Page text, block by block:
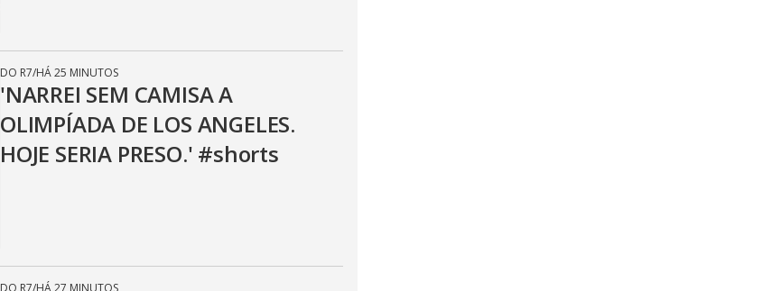
DO R7/HÁ 25 MINUTOS
'NARREI SEM CAMISA A
OLIMPÍADA DE LOS ANGELES.
HOJE SERIA PRESO.' #shorts
DO R7/HÁ 27 MINUTOS